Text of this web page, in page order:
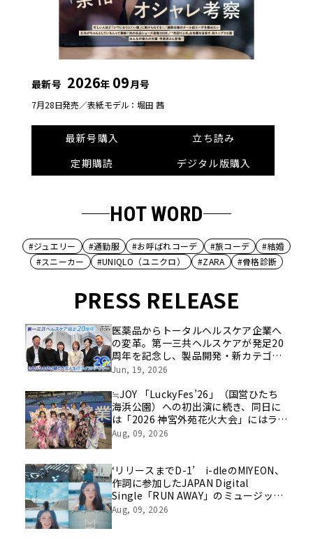
最新号 2026年 09月号
7月28日発売／表紙モデル：堀田 茜
最新号購入
立ち読み
定期購読
デジタル版購入
HOT WORD
#ジュエリー #通勤服 #お呼ばれコーデ #旅コーデ
#結婚
#スニーカー
#UNIQLO（ユニクロ） #ZARA #骨格診断
PRESS RELEASE
医薬品からトータルヘルスケア企業へ
の変革。第一三共ヘルスケアが発足20
周年を記念し、製品開発・新カテゴリ
挑戦の舞台や旧社統合時のエピソード
像を公開！
Jun, 19, 2026
≒JOY 「LuckyFes’26」（国営ひたち
海浜公園）への初出演に続き、同日に
は「2026 神宮外苑花火大会」にはライ
ブ出演！浴衣に着替えたメンバーの写
Aug, 09, 2026
‘リリースまでD-1’ i-dleのMIYEON、
作詞に参加したJAPAN Digital
Single「RUN AWAY」のミュージック
ビデオティザーを初公開
Aug, 09, 2026